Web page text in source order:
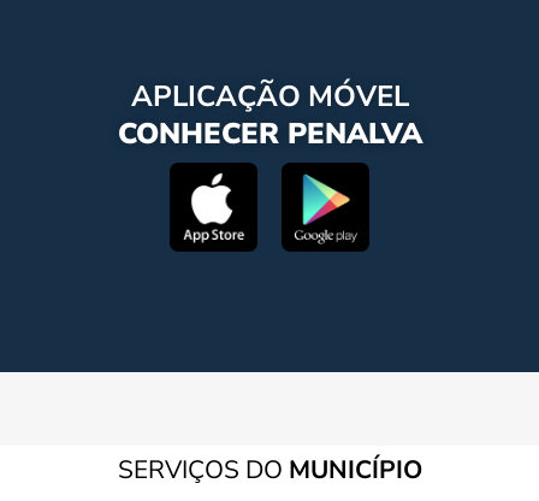
APLICAÇÃO MÓVEL
CONHECER PENALVA
SERVIÇOS DO MUNICÍPIO